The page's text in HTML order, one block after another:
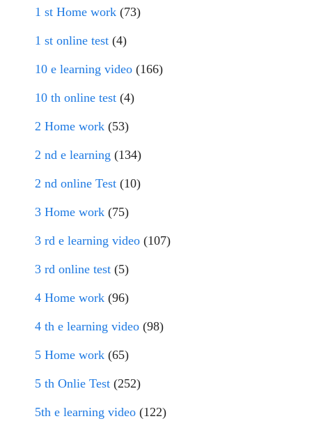
1 st Home work (73)
1 st online test (4)
10 e learning video (166)
10 th online test (4)
2 Home work (53)
2 nd e learning (134)
2 nd online Test (10)
3 Home work (75)
3 rd e learning video (107)
3 rd online test (5)
4 Home work (96)
4 th e learning video (98)
5 Home work (65)
5 th Onlie Test (252)
5th e learning video (122)